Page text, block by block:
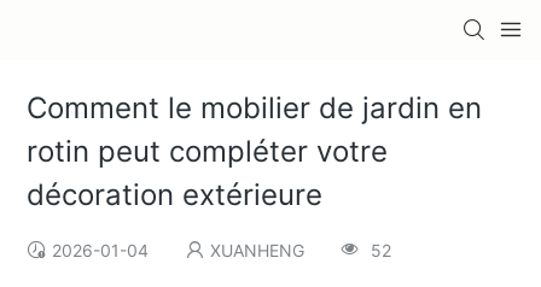
Comment le mobilier de jardin en
rotin peut compléter votre
décoration extérieure
2026-01-04 XUANHENG 52